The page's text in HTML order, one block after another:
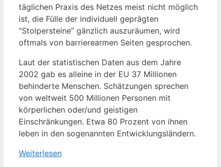
täglichen Praxis des Netzes meist nicht möglich
ist, die Fülle der individuell geprägten
“Stolpersteine” gänzlich auszuräumen, wird
oftmals von barrierearmen Seiten gesprochen.
Laut der statistischen Daten aus dem Jahre
2002 gab es alleine in der EU 37 Millionen
behinderte Menschen. Schätzungen sprechen
von weltweit 500 Millionen Personen mit
körperlichen oder/und geistigen
Einschränkungen. Etwa 80 Prozent von ihnen
leben in den sogenannten Entwicklungsländern.
Weiterlesen